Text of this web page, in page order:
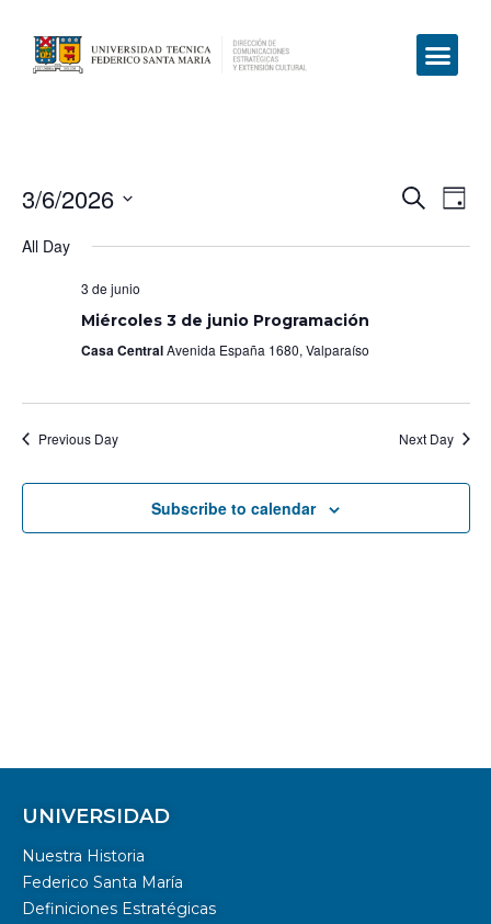
Search
Day
3/6/2026
date.
All Day
3 de junio
Miércoles 3 de junio Programación
Casa CentralAvenida España 1680, Valparaíso
Previous Day Next Day
Subscribe to calendar
UNIVERSIDAD
Nuestra Historia
Federico Santa María
Definiciones Estratégicas